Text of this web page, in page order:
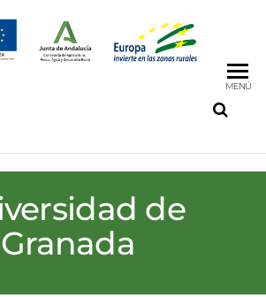
MENÚ
de
Granada